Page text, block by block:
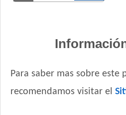
Para saber mas sobre este
recomendamos visitar el